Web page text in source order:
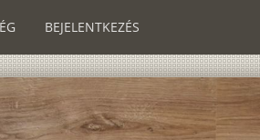
BEJELENTKEZÉS